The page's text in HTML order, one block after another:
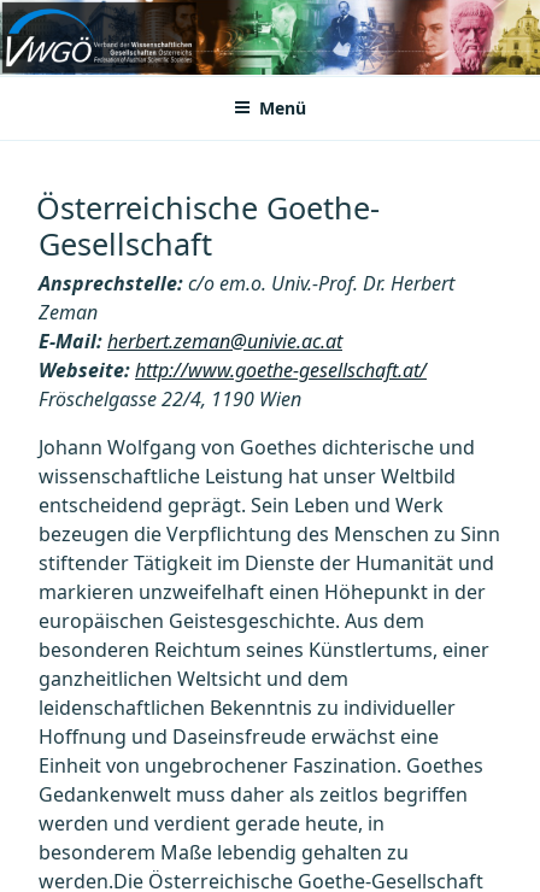
Zum
Inhalt
springenVWGÖ
Federation of Austrian Scientific Societies
Menü
Österreichische Goethe-
Gesellschaft
Ansprechstelle:c/o em.o. Univ.-Prof. Dr. Herbert
Zeman
E-Mail:herbert.zeman@univie.ac.at
Webseite:http://www.goethe-gesellschaft.at/
Fröschelgasse 22/4, 1190 Wien
Johann Wolfgang von Goethes dichterische und
wissenschaftliche Leistung hat unser Weltbild
entscheidend geprägt. Sein Leben und Werk
bezeugen die Verpflichtung des Menschen zu Sinn
stiftender Tätigkeit im Dienste der Humanität und
markieren unzweifelhaft einen Höhepunkt in der
europäischen Geistesgeschichte. Aus dem
besonderen Reichtum seines Künstlertums, einer
ganzheitlichen Weltsicht und dem
leidenschaftlichen Bekenntnis zu individueller
Hoffnung und Daseinsfreude erwächst eine
Einheit von ungebrochener Faszination. Goethes
Gedankenwelt muss daher als zeitlos begriffen
werden und verdient gerade heute, in
besonderem Maße lebendig gehalten zu
werden.Die Österreichische Goethe-Gesellschaft